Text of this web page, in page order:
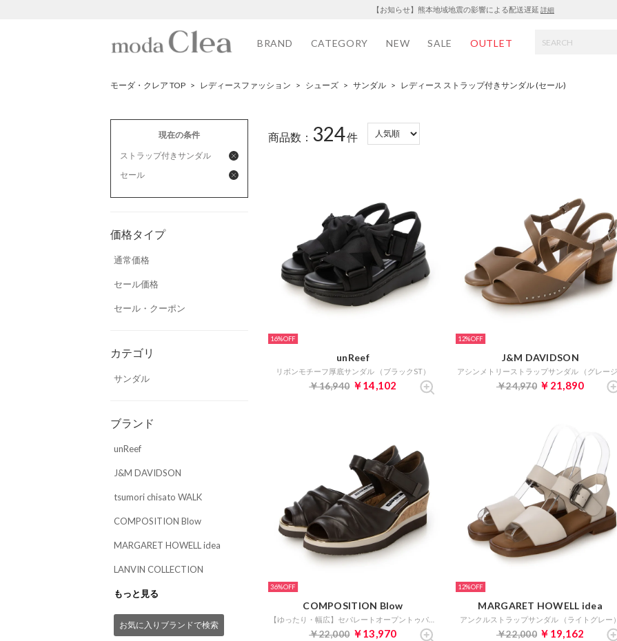
【お知らせ】熊本地域地震の影響による配送遅延 詳細
BRAND CATEGORY NEW SALE OUTLET
モーダ・クレア TOP > レディースファッション > シューズ > サンダル > レディース ストラップ付きサンダル (セール)
現在の条件
ストラップ付きサンダル
セール
価格タイプ
通常価格
セール価格
セール・クーポン
カテゴリ
サンダル
ブランド
unReef
J&M DAVIDSON
tsumori chisato WALK
COMPOSITION Blow
MARGARET HOWELL idea
LANVIN COLLECTION
もっと見る
お気に入りブランドで検索
商品数： 324件
16%
unReef
リボンモチーフ厚底サンダル （ブラックST）
￥16,940 ￥14,102
12%
J&M DAVIDSON
￥24,970 ￥21,890
36%
COMPOSITION Blow
￥22,000 ￥13,970
12%
MARGARET HOWELL idea
アンクルストラップサンダル （ライトグレー）
￥22,000 ￥19,162